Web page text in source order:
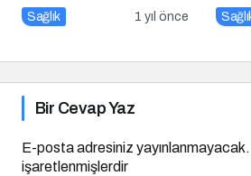
Sağlık 1 yıl önce
Bir Cevap Yaz
E-posta adresiniz yayınlanmayacak.
işaretlenmişlerdir